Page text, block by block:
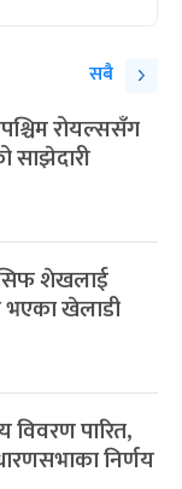
सबै
रोयल्ससँग
साझेदारी
शेखलाई
भएका खेलाडी
पारित,
निर्णय